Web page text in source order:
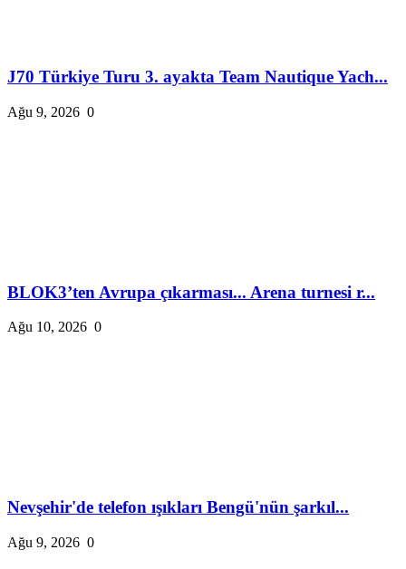
J70 Türkiye Turu 3. ayakta Team Nautique Yach...
Ağu 9, 2026 0
BLOK3’ten Avrupa çıkarması... Arena turnesi r...
Ağu 10, 2026 0
Nevşehir'de telefon ışıkları Bengü'nün şarkıl...
Ağu 9, 2026 0